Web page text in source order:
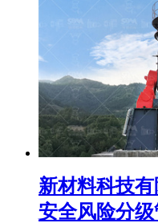
新材料科技
安全风险分